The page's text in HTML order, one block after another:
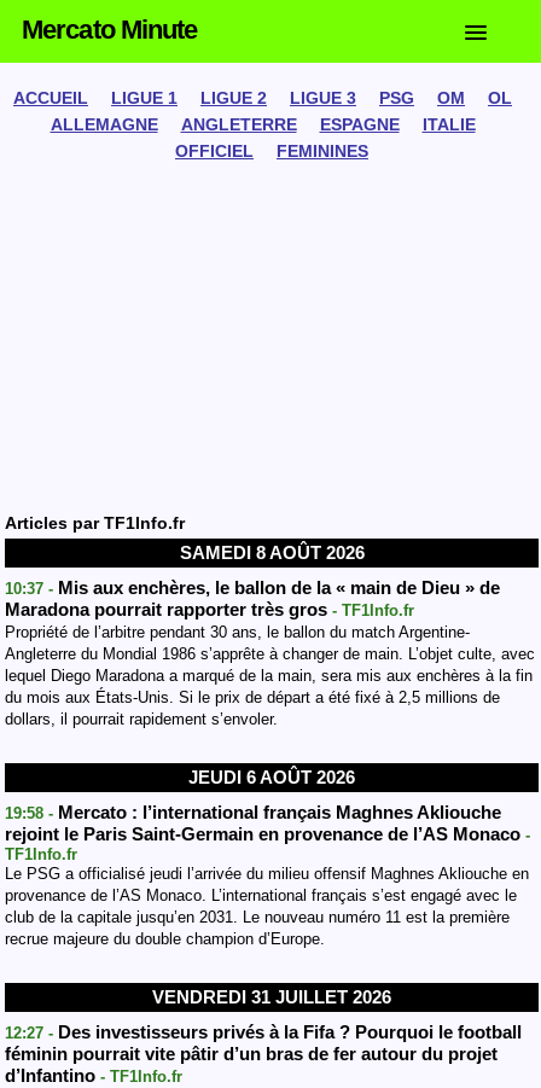
Mercato Minute
ACCUEIL LIGUE 1 LIGUE 2 LIGUE 3 PSG OM
OL
ALLEMAGNE
ANGLETERRE ESPAGNE
ITALIE
OFFICIEL
FEMININES
Articles parTF1Info.fr
SAMEDI 8 AOÛT 2026
10:37 - Mis aux enchères, le ballon de la « main de Dieu » de
Maradona pourrait rapporter très gros - TF1Info.fr
Propriété de l’arbitre pendant 30 ans, le ballon du match Argentine-
Angleterre du Mondial 1986 s’apprête à changer de main. L’objet culte, avec
lequel Diego Maradona a marqué de la main, sera mis aux enchères à la fin
du mois aux États-Unis. Si le prix de départ a été fixé à 2,5 millions de
dollars, il pourrait rapidement s’envoler.
JEUDI 6 AOÛT 2026
19:58 - Mercato : l’international français Maghnes Akliouche
rejoint le Paris Saint-Germain en provenance de l’AS Monaco -
TF1Info.fr
Le PSG a officialisé jeudi l’arrivée du milieu offensif Maghnes Akliouche en
provenance de l’AS Monaco. L’international français s’est engagé avec le
club de la capitale jusqu’en 2031. Le nouveau numéro 11 est la première
recrue majeure du double champion d’Europe.
VENDREDI 31 JUILLET 2026
12:27 - Des investisseurs privés à la Fifa ? Pourquoi le football
féminin pourrait vite pâtir d’un bras de fer autour du projet
d’Infantino - TF1Info.fr